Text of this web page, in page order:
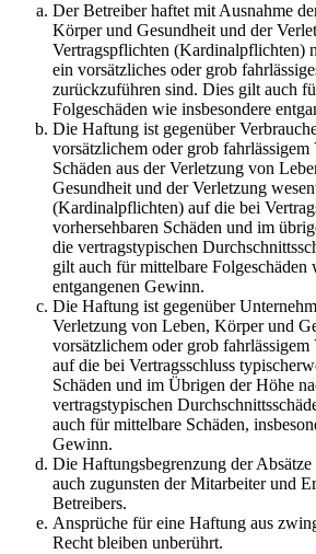
Der Betreiber haftet mit Ausnahme
Körper und Gesundheit und der
Vertragspflichten (Kardinalpflichten)
ein vorsätzliches oder grob
zurückzuführen sind. Dies gilt auch
Folgeschäden wie insbesondere
Die Haftung ist gegenüber
vorsätzlichem oder grob fahrlässigem
Schäden aus der Verletzung von
Gesundheit und der Verletzung
(Kardinalpflichten) auf die bei
vorhersehbaren Schäden und im
die vertragstypischen
gilt auch für mittelbare Folgeschäden
entgangenen Gewinn.
Die Haftung ist gegenüber
Verletzung von Leben, Körper und
vorsätzlichem oder grob fahrlässigem
auf die bei Vertragsschluss
Schäden und im Übrigen der Höhe
vertragstypischen
auch für mittelbare Schäden,
Gewinn.
Die Haftungsbegrenzung der
auch zugunsten der Mitarbeiter und
Betreibers.
Ansprüche für eine Haftung aus
Recht bleiben unberührt.